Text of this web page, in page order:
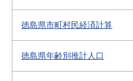
徳島県市町村民経済計算
徳島県年齢別推計人口